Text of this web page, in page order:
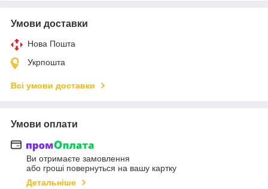
Умови доставки
Нова Пошта
Укрпошта
Всі умови доставки
Умови оплати
Ви отримаєте замовлення
або гроші повернуться на вашу картку
Детальніше